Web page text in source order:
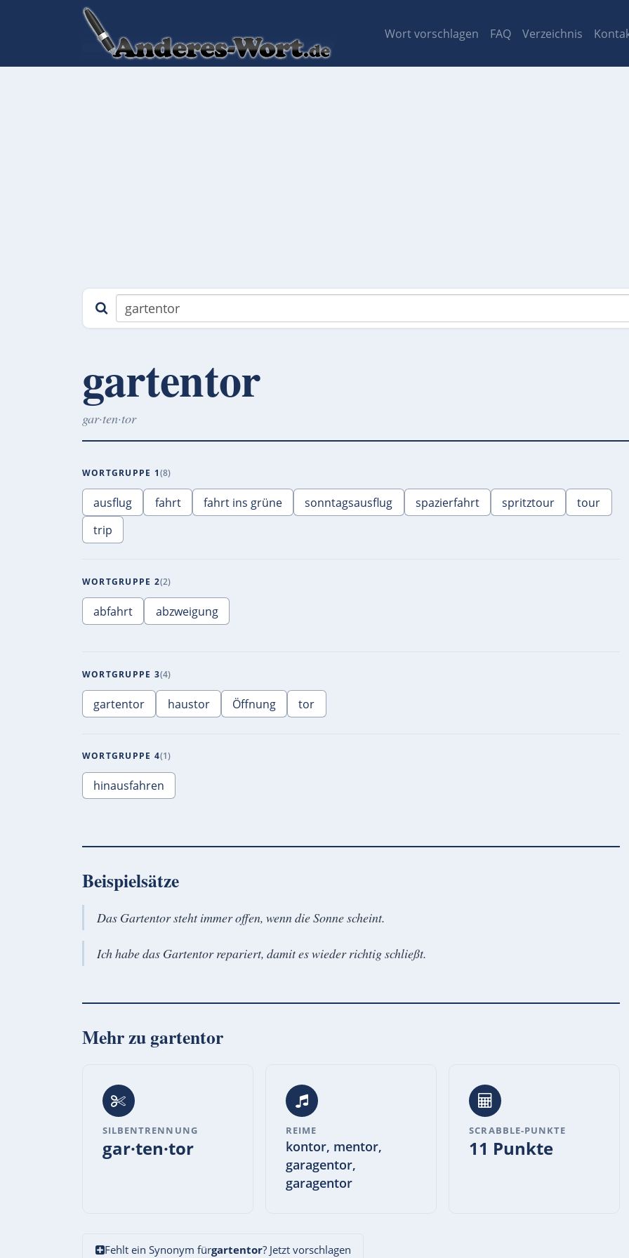
Wort vorschlagen FAQ Verzeichnis
gartentor
gar·ten·tor
WORTGRUPPE 1 8
ausflug fahrt fahrt ins grüne sonntagsausflug spazierfahrt spritztour
tour
trip
WORTGRUPPE 2 2
abfahrt abzweigung
WORTGRUPPE 3 4
gartentor haustor Öffnung tor
WORTGRUPPE 4 1
hinausfahren
Beispielsätze
Das Gartentor steht immer offen, wenn die Sonne scheint.
Ich habe das Gartentor repariert, damit es wieder richtig schließt.
Mehr zugartentor
SILBENTRENNUNG
gar·ten·tor
REIME
kontor, mentor,
garagentor,
garagentor
SCRABBLE-PUNKTE
11 Punkte
Fehlt ein Synonym fürgartentor? Jetzt vorschlagen